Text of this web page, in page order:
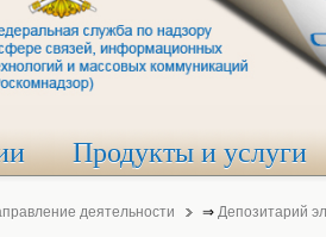
Продукты и услуги
деятельности ⇒ Депозитарий